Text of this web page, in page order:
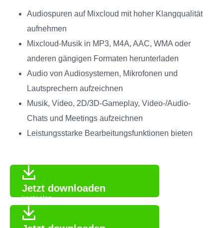
Audiospuren auf Mixcloud mit hoher Klangqualität
aufnehmen
Mixcloud-Musik in MP3, M4A, AAC, WMA oder
anderen gängigen Formaten herunterladen
Audio von Audiosystemen, Mikrofonen und
Lautsprechern aufzeichnen
Musik, Video, 2D/3D-Gameplay, Video-/Audio-
Chats und Meetings aufzeichnen
Leistungsstarke Bearbeitungsfunktionen bieten
Jetzt downloaden
kostenlos